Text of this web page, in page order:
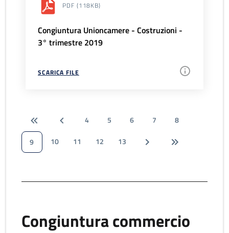
PDF (118KB)
Congiuntura Unioncamere - Costruzioni -
3° trimestre 2019
SCARICA FILE
4 5 6 7
8
9
10 11 12 13
Congiuntura commercio